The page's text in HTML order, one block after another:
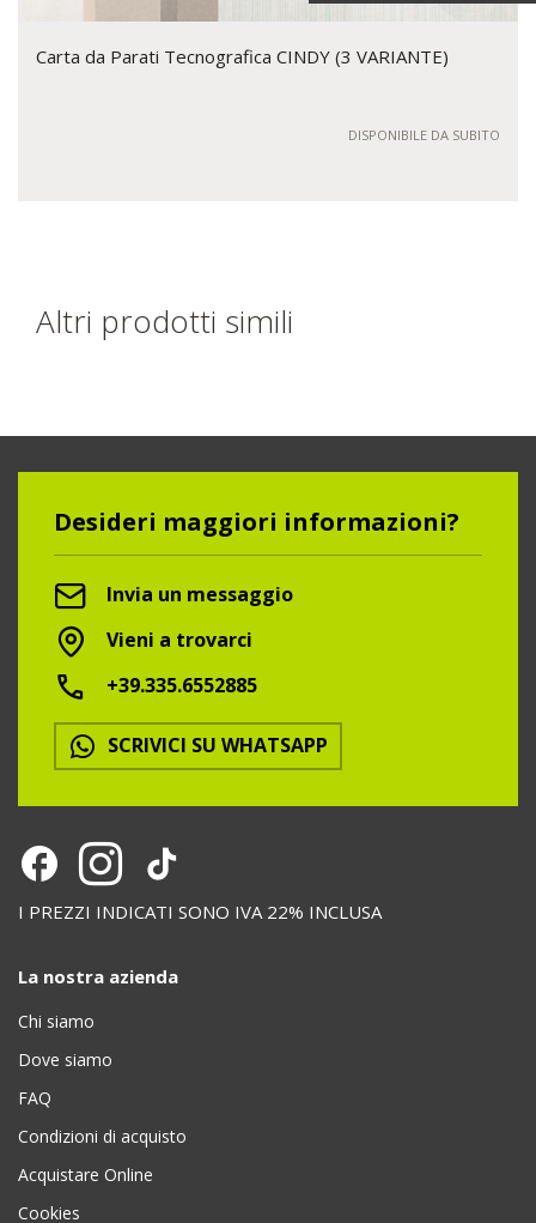
Carta da Parati Tecnografica CINDY (3 VARIANTE)
DISPONIBILE DA SUBITO
Altri prodotti simili
Desideri maggiori informazioni?
Invia un messaggio
Vieni a trovarci
+39.335.6552885
SCRIVICI SU WHATSAPP
I PREZZI INDICATI SONO IVA 22% INCLUSA
La nostra azienda
Chi siamo
Dove siamo
FAQ
Condizioni di acquisto
Acquistare Online
Cookies